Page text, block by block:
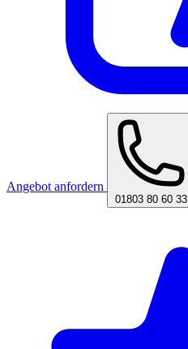
Angebot anfordern
01803 80 60 33